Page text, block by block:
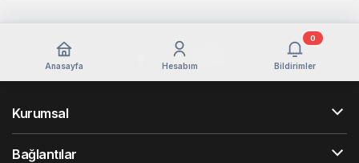
Anasayfa Hesabım Bildirimler
0
Kurumsal
Bağlantılar